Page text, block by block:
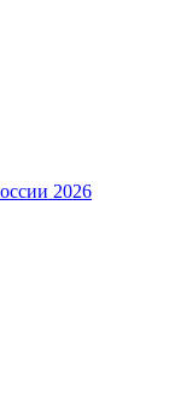
2026